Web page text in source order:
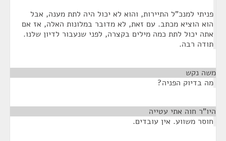
פניתי למנכ"ל התיירות, והוא לא יכול היה לתת מענה, אבל
הוא הוציא מכתב. עם זאת, לא מדובר במלונות האלה, אז אם
אתה יכול לתת כמה מילים בקצרה, לפני שנעבור לדיון שלנו.
תודה רבה.
משה נקש
מה בדיוק הפניה?
היו"ר חוה אתי עטייה
חוסר משווע. אין עובדים.